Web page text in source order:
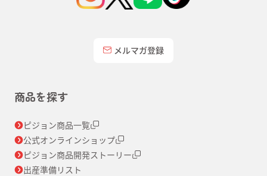
メルマガ登録
商品を探す
ピジョン商品一覧
公式オンラインショップ
ピジョン商品開発ストーリー
出産準備リスト